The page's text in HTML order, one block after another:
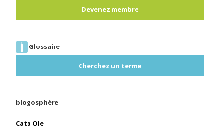
Devenez membre
Glossaire
Cherchez un terme
blogosphère
Cata Ole